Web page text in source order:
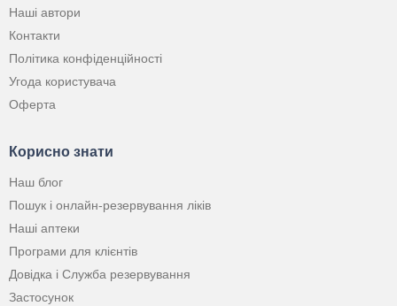
Наші автори
Контакти
Політика конфіденційності
Угода користувача
Оферта
Корисно знати
Наш блог
Пошук і онлайн-резервування ліків
Наші аптеки
Програми для клієнтів
Довідка і Служба резервування
Застосунок